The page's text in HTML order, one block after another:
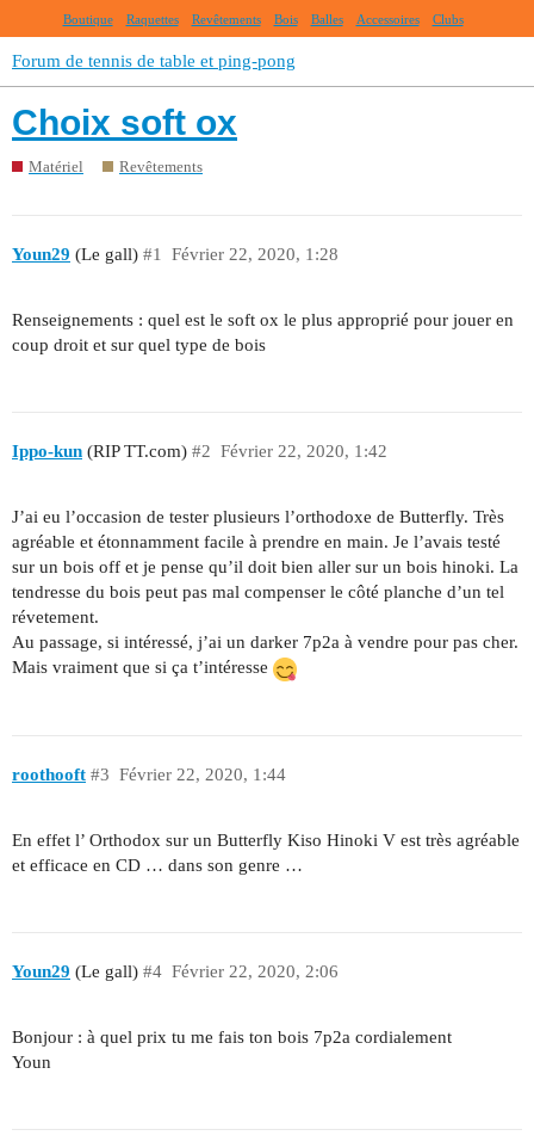
Boutique Raquettes Revêtements Bois Balles Accessoires Clubs
Forum de tennis de table et ping-pong
Choix soft ox
Matériel Revêtements
Youn29 (Le gall) Février 22, 2020, 1:28
#1
Renseignements : quel est le soft ox le plus approprié pour jouer en
coup droit et sur quel type de bois
Ippo-kun (RIP TT.com) Février 22, 2020, 1:42
#2
J’ai eu l’occasion de tester plusieurs l’orthodoxe de Butterfly. Très
agréable et étonnamment facile à prendre en main. Je l’avais testé
sur un bois off et je pense qu’il doit bien aller sur un bois hinoki. La
tendresse du bois peut pas mal compenser le côté planche d’un tel
révetement.
Au passage, si intéressé, j’ai un darker 7p2a à vendre pour pas cher.
Mais vraiment que si ça t’intéresse
roothooft Février 22, 2020, 1:44
#3
En effet l’ Orthodox sur un Butterfly Kiso Hinoki V est très agréable
et efficace en CD … dans son genre …
Youn29 (Le gall) Février 22, 2020, 2:06
#4
Bonjour : à quel prix tu me fais ton bois 7p2a cordialement
Youn